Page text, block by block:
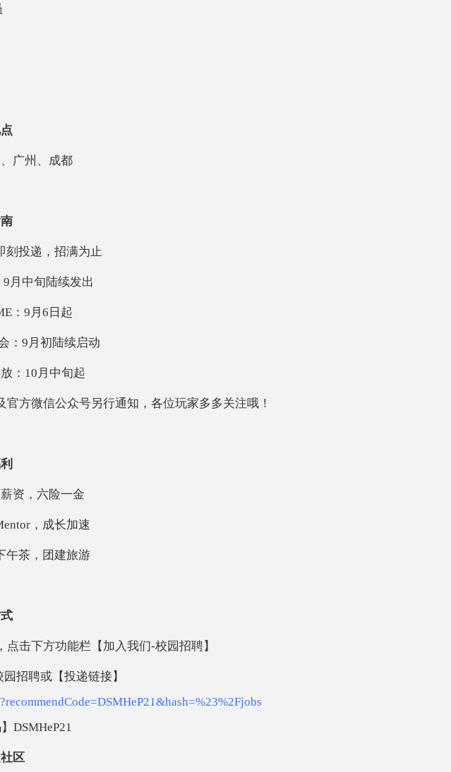
广州、成都
投递，招满为止
中旬陆续发出
：9月6日起
9月初陆续启动
：10月中旬起
方微信公众号另行通知，各位玩家多多关注哦！
资，六险一金
，成长加速
午茶，团建旅游
点击下方功能栏【加入我们-校园招聘】
园招聘或【投递链接】
】 DSMHeP21
区